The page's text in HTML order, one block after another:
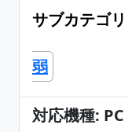
サブカテゴ
弱
対応機種: